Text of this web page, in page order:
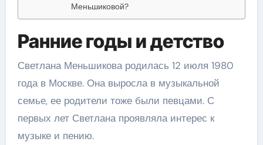
Меньшиковой?
Ранние годы и детство
Светлана Меньшикова родилась 12 июля 1980
года в Москве. Она выросла в музыкальной
семье, ее родители тоже были певцами. С
первых лет Светлана проявляла интерес к
музыке и пению.